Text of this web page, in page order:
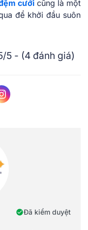
cướicũng là một
để khởi đầu suôn
5 - (4 đánh giá)
Đã kiểm duyệt